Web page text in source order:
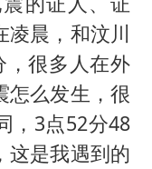
凌晨，和汶川
很多人在外
怎么发生，很
，3点52分48
这是我遇到的